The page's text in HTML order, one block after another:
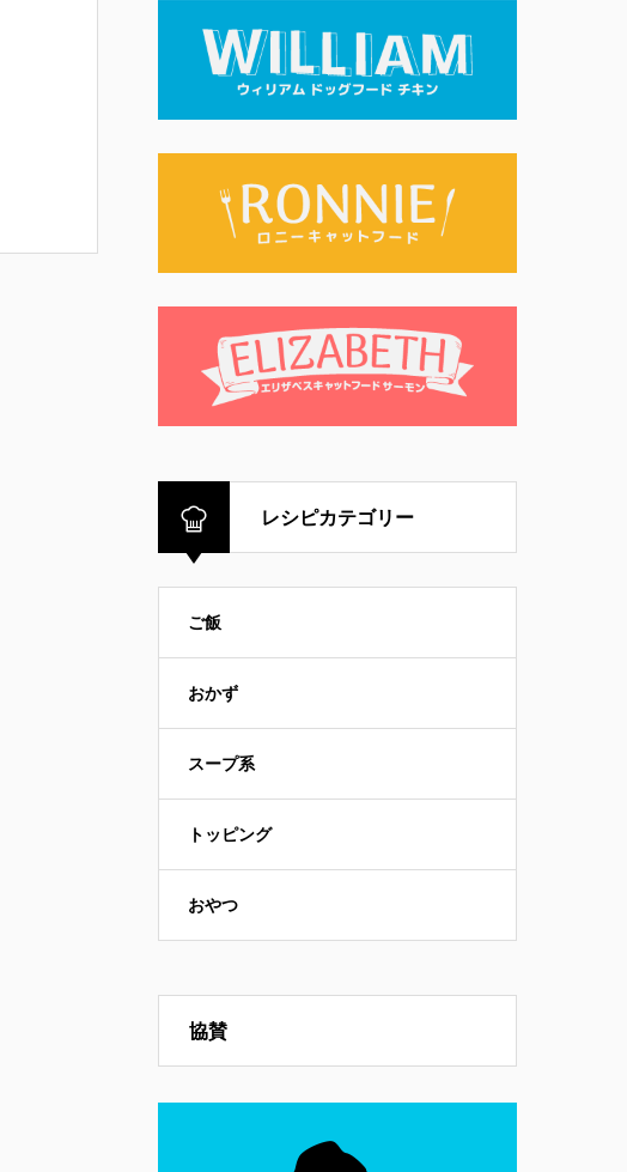
レシピカテゴリー
ご飯
おかず
スープ系
トッピング
おやつ
協賛